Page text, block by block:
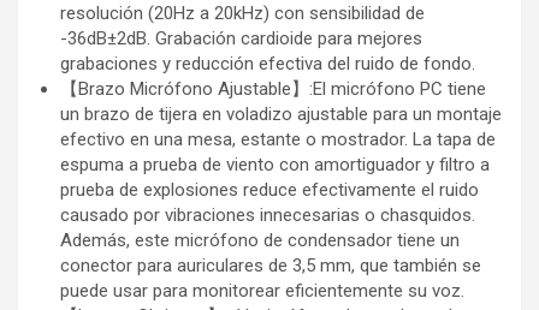
resolución (20Hz a 20kHz) con sensibilidad de
-36dB±2dB. Grabación cardioide para mejores
grabaciones y reducción efectiva del ruido de fondo.
【Brazo Micrófono Ajustable】:El micrófono PC tiene
un brazo de tijera en voladizo ajustable para un montaje
efectivo en una mesa, estante o mostrador. La tapa de
espuma a prueba de viento con amortiguador y filtro a
prueba de explosiones reduce efectivamente el ruido
causado por vibraciones innecesarias o chasquidos.
Además, este micrófono de condensador tiene un
conector para auriculares de 3,5 mm, que también se
puede usar para monitorear eficientemente su voz.